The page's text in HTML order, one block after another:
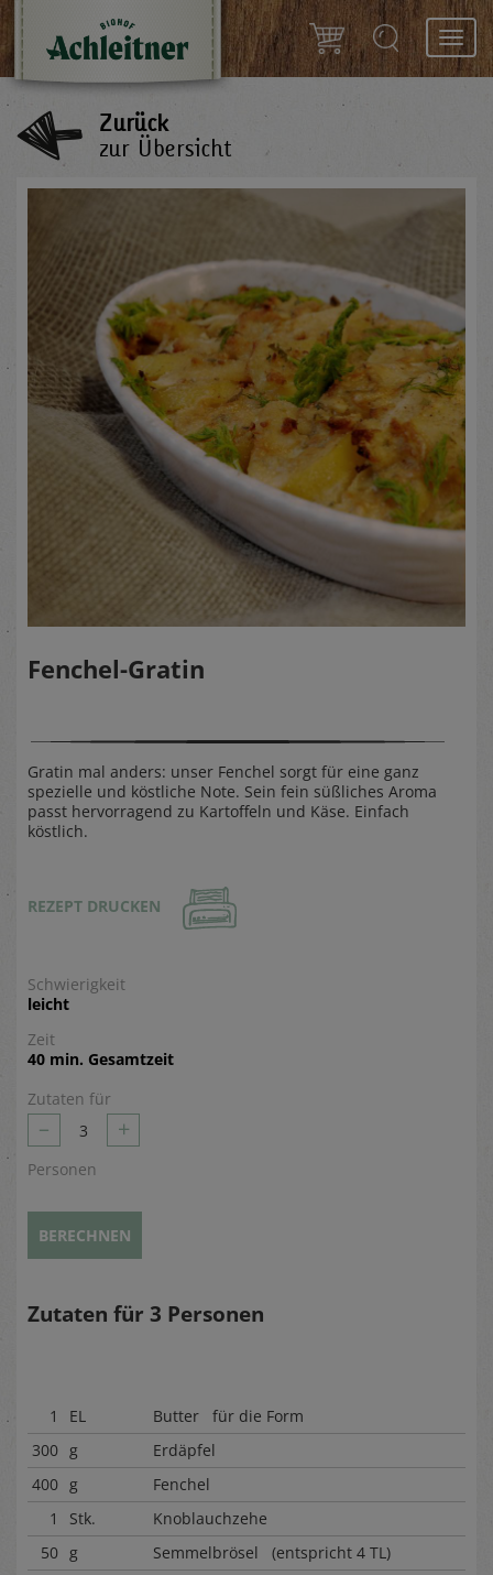
Zurück
zur Übersicht
Fenchel-Gratin
Gratin mal anders: unser Fenchel sorgt für eine ganz
spezielle und köstliche Note. Sein fein süßliches Aroma
passt hervorragend zu Kartoffeln und Käse. Einfach
köstlich.
REZEPT DRUCKEN
Schwierigkeit
leicht
Zeit
40 min. Gesamtzeit
Zutaten für
– 3 +
Personen
BERECHNEN
Zutaten für 3 Personen
1 EL
Butter für die Form
300 g
Erdäpfel
400 g
Fenchel
1
Stk.
Knoblauchzehe
50 g
Semmelbrösel (entspricht 4 TL)